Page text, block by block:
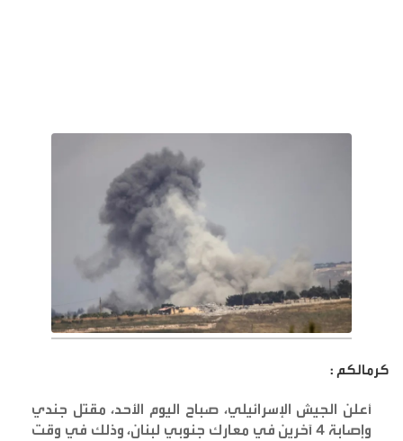
كرمالكم :
أعلن الجيش الإسرائيلي، صباح اليوم الأحد، مقتل جندي
وإصابة 4 آخرين في معارك جنوبي لبنان، وذلك في وقت